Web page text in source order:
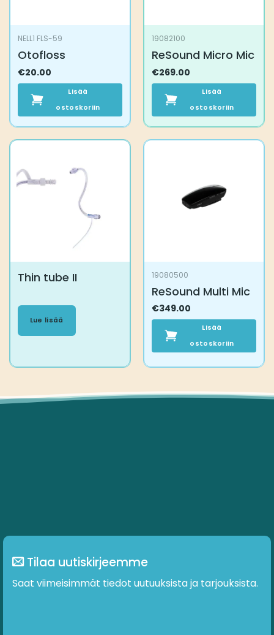
NELL1 FLS-59
Otofloss
€20.00
Lisää
ostoskoriin
19082100
ReSound Micro Mic
€269.00
Lisää
ostoskoriin
Thin tube II
Lue lisää
19080500
ReSound Multi Mic
€349.00
Lisää
ostoskoriin
Tilaa uutiskirjeemme
Saat viimeisimmät tiedot uutuuksista ja tarjouksista.